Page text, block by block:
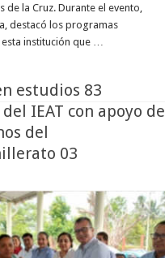
de la Cruz. Durante el evento,
destacó los programas
institución que …
estudios 83
IEAT con apoyo de
del
03